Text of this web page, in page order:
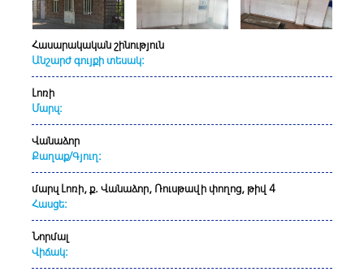
Անշարժ գույքի տեսակ:
Հասարակական շինություն
Մարզ:
Լոռի
Քաղաք/Գյուղ:
Վանաձոր
Հասցե:
մարզ Լոռի, ք. Վանաձոր, Ռուսթավի փողոց, թիվ 4
Վիճակ:
Նորմալ